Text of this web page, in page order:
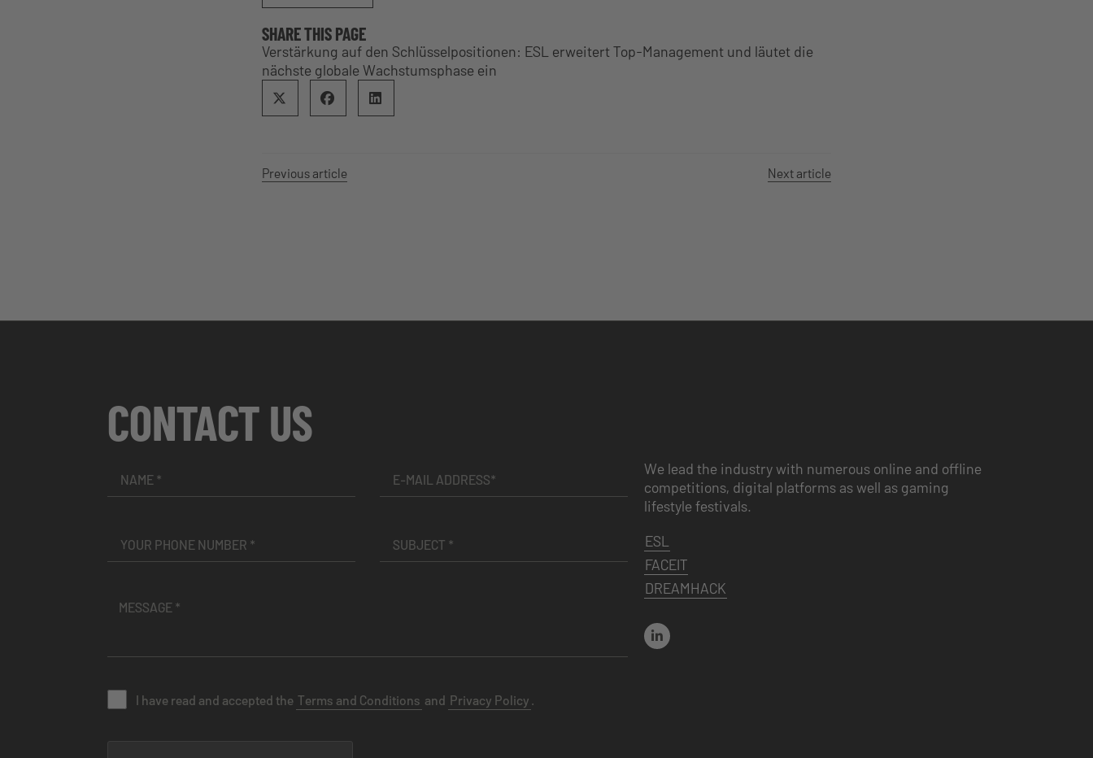
SHARE THIS PAGE
Verstärkung auf den Schlüsselpositionen: ESL erweitert Top-Management und läutet die
nächste globale Wachstumsphase ein
Previous article Next article
CONTACT US
I have read and accepted the Terms and Conditions and Privacy Policy .
We lead the industry with numerous online and offline
competitions, digital platforms as well as gaming
lifestyle festivals.
ESL
FACEIT
DREAMHACK